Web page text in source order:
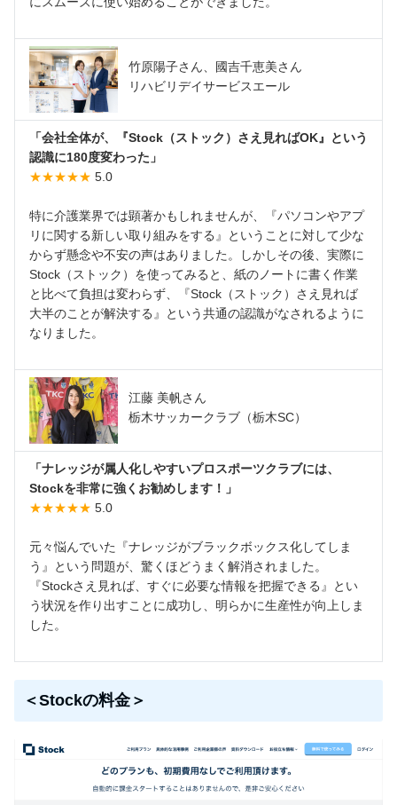
竹原陽子さん、國吉千恵美さん
リハビリデイサービスエール
「会社全体が、『Stock（ストック）さえ見ればOK』という
認識に180度変わった」
★★★★★ 5.0
特に介護業界では顕著かもしれませんが、『パソコンやアプ
リに関する新しい取り組みをする』ということに対して少な
からず懸念や不安の声はありました。しかしその後、実際に
Stock（ストック）を使ってみると、紙のノートに書く作業
と比べて負担は変わらず、『Stock（ストック）さえ見れば
大半のことが解決する』という共通の認識がなされるように
なりました。
江藤 美帆さん
栃木サッカークラブ（栃木SC）
「ナレッジが属人化しやすいプロスポーツクラブには、
Stockを非常に強くお勧めします！」
★★★★★ 5.0
元々悩んでいた『ナレッジがブラックボックス化してしま
う』という問題が、驚くほどうまく解消されました。
『Stockさえ見れば、すぐに必要な情報を把握できる』とい
う状況を作り出すことに成功し、明らかに生産性が向上しま
した。
＜Stockの料金＞